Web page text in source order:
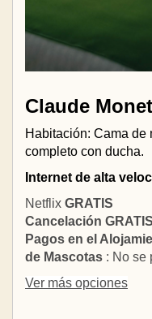
Claude Monet
Habitación: Cama de
completo con ducha.
Internet de alta
Netflix GRATIS
Cancelación
Pagos en el
de Mascotas : No se
Ver más opciones